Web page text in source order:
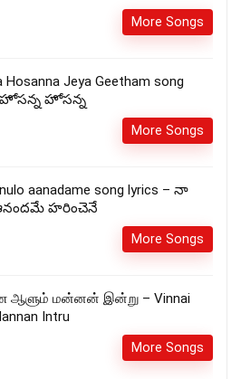
More Songs
Hosanna Jeya Geetham song
హోసన్న హోసన్న
More Songs
aanadame song lyrics – నా
ఆనందమే హరించెనే
More Songs
மன்னன் இன்று – Vinnai
Intru
More Songs